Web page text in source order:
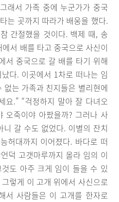
래서 가족 중에 누군가가 중국
는 곳까지 따라가 배웅을 했다.
간절했을 것이다. 백제 때, 송
서 배를 타고 중국으로 사신이
서 중국으로 갈 배를 타기 위해
다. 이곳에서 1차로 떠나는 임
는 가족과 친지들은 별리현에
요.” “걱정하지 말아 잘 다녀오
오죽이야 아팠을까? 그러나 사
갈 수도 없었다. 이별의 잔치
허대까지 이어졌다. 바다로 떠
덕 고갯마루까지 올라 임의 이
도 아주 크게 임이 들을 수 있
렇게 이 고개 위에서 사신으로
서 사람들은 이 고개를 한자로